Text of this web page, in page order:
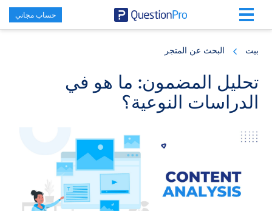
حساب مجاني
بيت البحث عن المتجر
تحليل المضمون: ما هو في
الدراسات النوعية؟